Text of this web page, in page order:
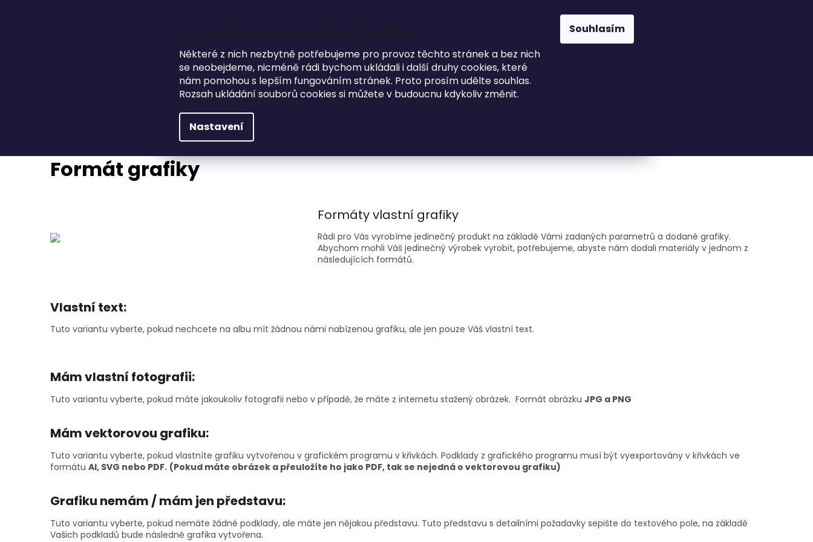
Tyto webové stránky používají cookies
Některé z nich nezbytně potřebujeme pro provoz těchto stránek a bez nich
se neobejdeme, nicméně rádi bychom ukládali i další druhy cookies, které
nám pomohou s lepším fungováním stránek. Proto prosím udělte souhlas.
Rozsah ukládání souborů cookies si můžete v budoucnu kdykoliv změnit.
Nastavení
Souhlasím
723816110
info@woodkingdom.cz
HLEDAT
DÁRKOVÉ PŘEDMĚTY MODNÍ DOPLŇKY O NÁS
Formát grafiky
Formáty vlastní grafiky
Rádi pro Vás vyrobíme jedinečný produkt na základě Vámi zadaných parametrů a dodané grafiky.
Abychom mohli Váš jedinečný výrobek vyrobit, potřebujeme, abyste nám dodali materiály v jednom z
následujících formátů.
Vlastní text:
Tuto variantu vyberte, pokud nechcete na albu mít žádnou námi nabízenou grafiku, ale jen pouze Váš vlastní text.
Mám vlastní fotografii:
Tuto variantu vyberte, pokud máte jakoukoliv fotografii nebo v případě, že máte z internetu stažený obrázek. Formát obrázku JPG a PNG
Mám vektorovou grafiku:
Tuto variantu vyberte, pokud vlastníte grafiku vytvořenou v grafickém programu v křivkách. Podklady z grafického programu musí být vyexportovány v křivkách ve
formátu AI, SVG nebo PDF. (Pokud máte obrázek a přeuložíte ho jako PDF, tak se nejedná o vektorovou grafiku)
Grafiku nemám / mám jen představu:
Tuto variantu vyberte, pokud nemáte žádné podklady, ale máte jen nějakou představu. Tuto představu s detailními požadavky sepište do textového pole, na základě
Vašich podkladů bude následně grafika vytvořena.